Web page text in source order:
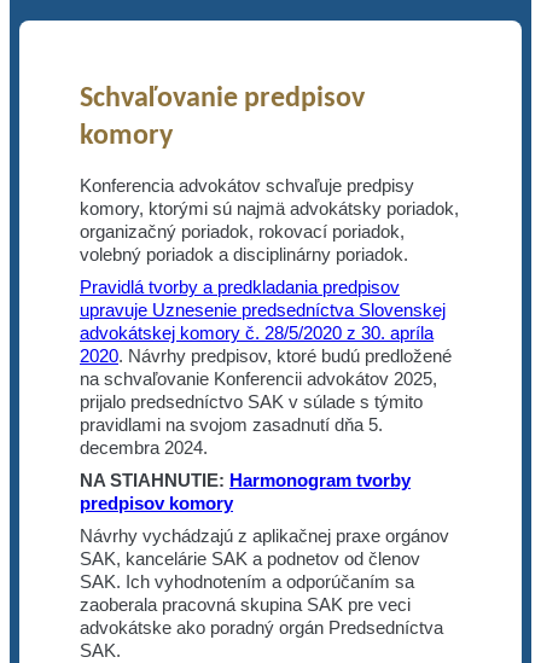
Schvaľovanie predpisov
komory
Konferencia advokátov schvaľuje predpisy
komory, ktorými sú najmä advokátsky poriadok,
organizačný poriadok, rokovací poriadok,
volebný poriadok a disciplinárny poriadok.
Pravidlá tvorby a predkladania predpisov
upravuje Uznesenie predsedníctva Slovenskej
advokátskej komory č. 28/5/2020 z 30. apríla
2020. Návrhy predpisov, ktoré budú predložené
na schvaľovanie Konferencii advokátov 2025,
prijalo predsedníctvo SAK v súlade s týmito
pravidlami na svojom zasadnutí dňa 5.
decembra 2024.
NA STIAHNUTIE: Harmonogram tvorby
predpisov komory
Návrhy vychádzajú z aplikačnej praxe orgánov
SAK, kancelárie SAK a podnetov od členov
SAK. Ich vyhodnotením a odporúčaním sa
zaoberala pracovná skupina SAK pre veci
advokátske ako poradný orgán Predsedníctva
SAK.